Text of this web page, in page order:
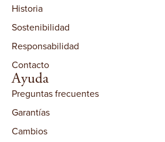
Historia
Sostenibilidad
Responsabilidad
Contacto
Ayuda
Preguntas frecuentes
Garantías
Cambios